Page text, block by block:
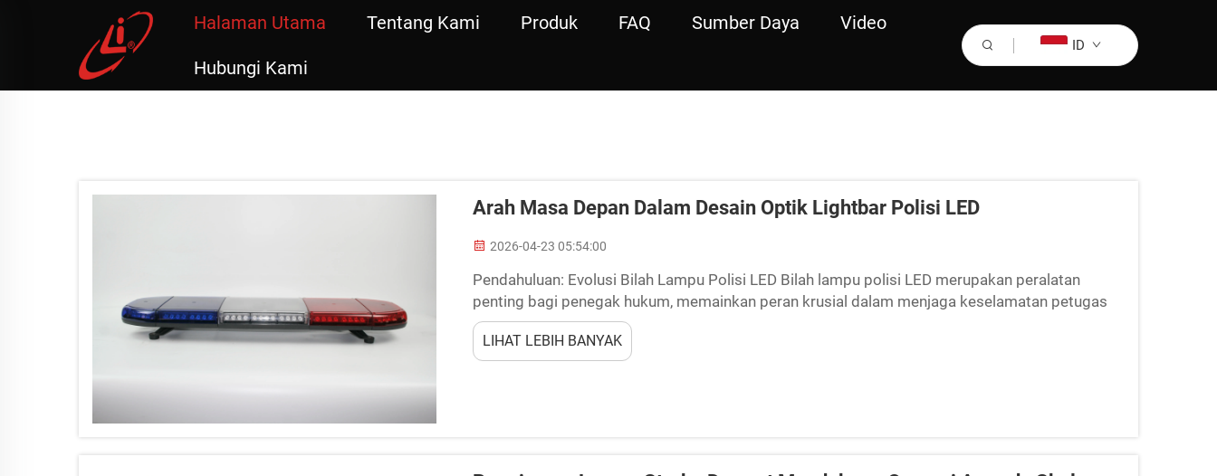
Halaman Utama Tentang Kami Produk FAQ Sumber Daya Video
Hubungi Kami
ID
Arah Masa Depan Dalam Desain Optik Lightbar Polisi LED
2026-04-23 05:54:00
Pendahuluan: Evolusi Bilah Lampu Polisi LED Bilah lampu polisi LED merupakan peralatan
penting bagi penegak hukum, memainkan peran krusial dalam menjaga keselamatan petugas
saat bertugas. Menatap masa depan, desain bilah lampu ini berkembang secara pesat...
LIHAT LEBIH BANYAK